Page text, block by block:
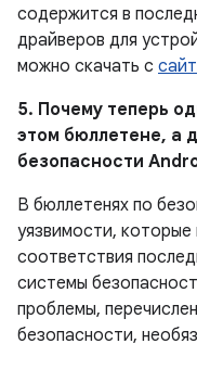
содержится в
драйверов для
можно скачать с
5. Почему теперь
этом бюллетене, а
безопасности
В бюллетенях по
уязвимости,
соответствия
системы
проблемы,
безопасности,